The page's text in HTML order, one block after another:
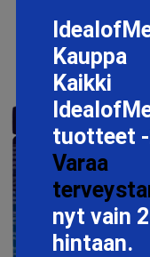
Kauppa
Kaikki
tuotteet -
Varaa
nyt vain
hintaan.